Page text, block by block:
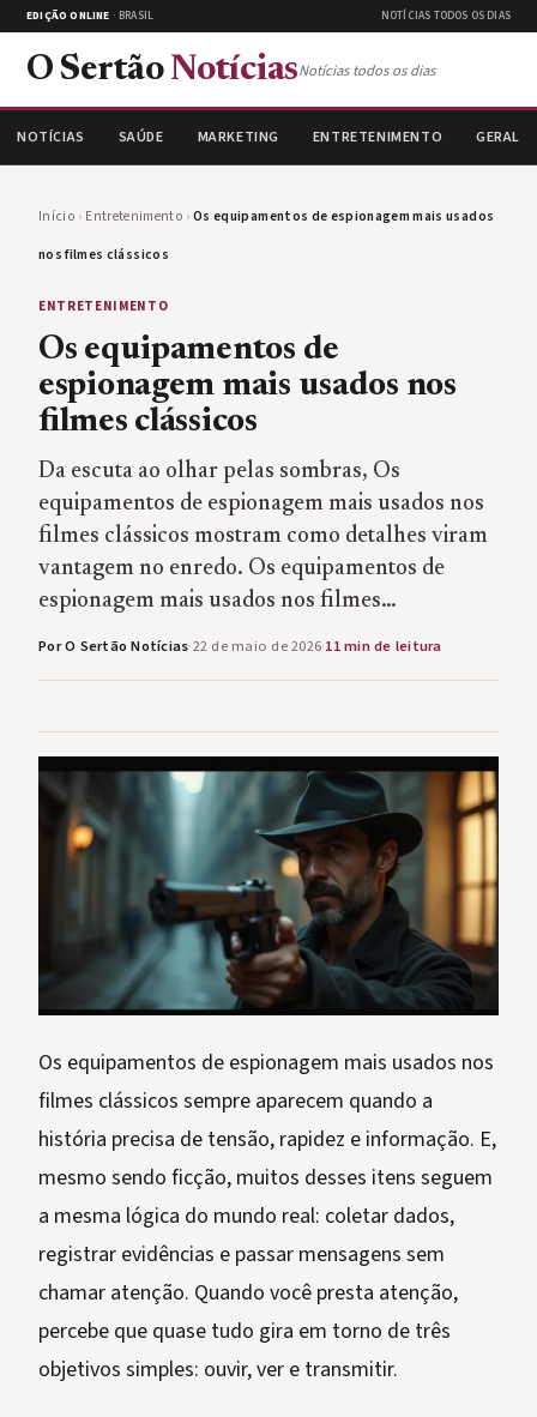
EDIÇÃO ONLINE · BRASIL NOTÍCIAS TODOS OS DIAS
O Sertão NotíciasNotícias todos os dias
NOTÍCIAS SAÚDE MARKETING ENTRETENIMENTO GERAL
Início › Entretenimento ›Os equipamentos de espionagem mais usados
nos filmes clássicos
ENTRETENIMENTO
Os equipamentos de
espionagem mais usados nos
filmes clássicos
Da escuta ao olhar pelas sombras, Os
equipamentos de espionagem mais usados nos
filmes clássicos mostram como detalhes viram
vantagem no enredo. Os equipamentos de
espionagem mais usados nos filmes…
Por O Sertão Notícias·22 de maio de 2026·11 min de leitura
Os equipamentos de espionagem mais usados nos
filmes clássicos sempre aparecem quando a
história precisa de tensão, rapidez e informação. E,
mesmo sendo ficção, muitos desses itens seguem
a mesma lógica do mundo real: coletar dados,
registrar evidências e passar mensagens sem
chamar atenção. Quando você presta atenção,
percebe que quase tudo gira em torno de três
objetivos simples: ouvir, ver e transmitir.